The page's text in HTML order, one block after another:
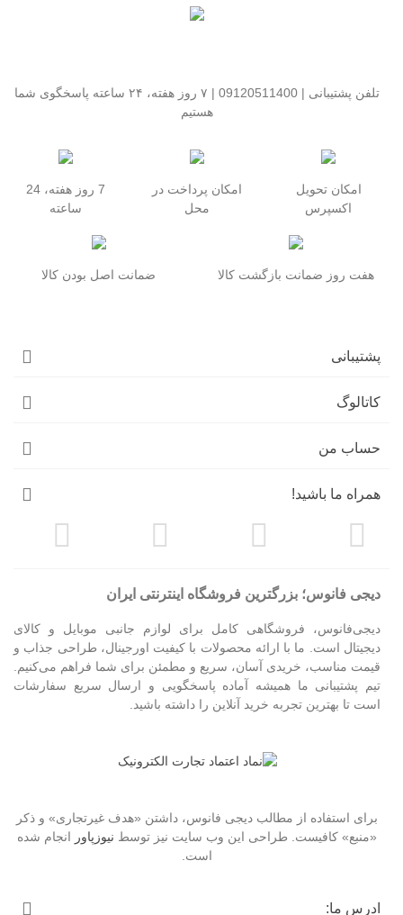
تلفن پشتیبانی | 09120511400 | ۷ روز هفته، ۲۴ ساعته پاسخگوی شما
هستیم
امکان تحویل
اکسپرس
امکان پرداخت در
محل
7 روز هفته، 24
ساعته
هفت روز ضمانت بازگشت کالا ضمانت اصل بودن کالا
پشتیبانی
کاتالوگ
حساب من
همراه ما باشید!
دیجی فانوس؛ بزرگترین فروشگاه اینترنتی ایران
دیجی‌فانوس، فروشگاهی کامل برای لوازم جانبی موبایل و کالای
دیجیتال است. ما با ارائه محصولات با کیفیت اورجینال، طراحی جذاب و
قیمت مناسب، خریدی آسان، سریع و مطمئن برای شما فراهم می‌کنیم.
تیم پشتیبانی ما همیشه آماده پاسخگویی و ارسال سریع سفارشات
است تا بهترین تجربه خرید آنلاین را داشته باشید.
برای استفاده از مطالب دیجی فانوس، داشتن «هدف غیرتجاری» و ذکر
«منبع» کافیست. طراحی این وب سایت نیز توسط نیوزپاور انجام شده
است.
ادرس ما: